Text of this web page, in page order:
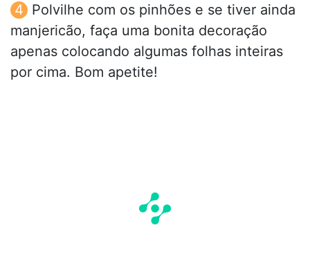
Polvilhe com os pinhões e se tiver ainda
manjericão, faça uma bonita decoração
apenas colocando algumas folhas inteiras
por cima. Bom apetite!